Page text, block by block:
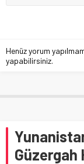
Henüz yorum
yapabilirsiniz.
Güzergah